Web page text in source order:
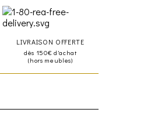
LIVRAISON OFFERTE
dès 150€ d'achat
(hors meubles)